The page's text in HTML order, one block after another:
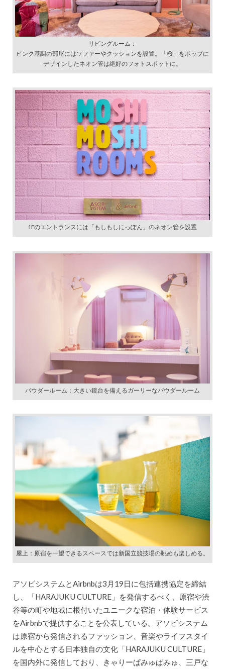
リビングルーム：
ピンク基調の部屋にはソファーやクッションを設置。「桜」をポップに
デザインしたネオン管は絶好のフォトスポットに。
1Fのエントランスには「もしもしにっぽん」のネオン管を設置
パウダールーム：大きい鏡台を備えるガーリーなパウダールーム
屋上：原宿を一望できるスペースでは新国立競技場の眺めも楽しめる。
アソビシステムとAirbnbは3月19日に包括連携協定を締結
し、「HARAJUKU CULTURE」を発信するべく、原宿や渋
谷等の町や地域に根付いたユニークな宿泊・体験サービス
をAirbnbで提供することを公表している。アソビシステム
は原宿から発信されるファッション、音楽やライフスタイ
ルを中心とする日本独自の文化「HARAJUKU CULTURE」
を国内外に発信しており、きゃりーぱみゅぱみゅ、三戸な